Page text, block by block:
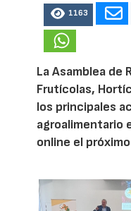
1163
La Asamblea de
Frutícolas,
los principales
agroalimentario
online el